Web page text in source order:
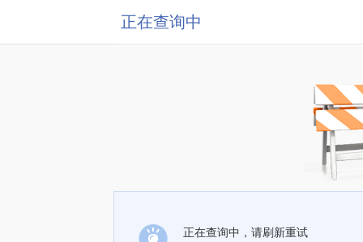
正在查询中
正在查询中，请刷新重试